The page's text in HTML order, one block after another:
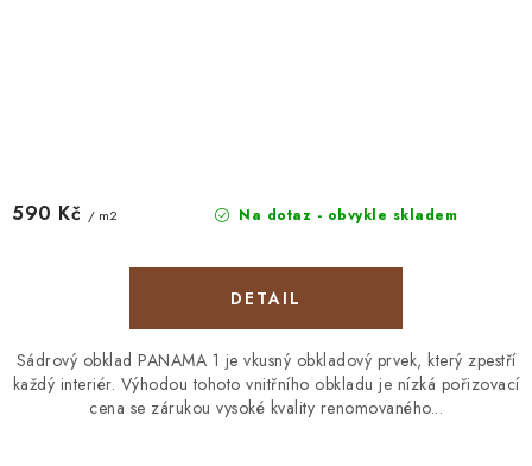
Na dotaz - obvykle skladem
590 Kč / m2
Sádrový obklad PANAMA 1 je vkusný obkladový prvek, který zpestří
každý interiér. Výhodou tohoto vnitřního obkladu je nízká pořizovací
cena se zárukou vysoké kvality renomovaného...